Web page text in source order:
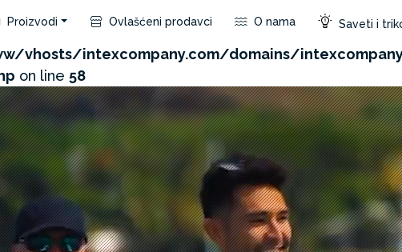
product/
vhosts/intexcompany.com/domains/
on line 58
Proizvodi Ovlašćeni prodavci O nama Saveti i